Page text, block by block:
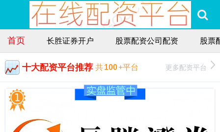
首页 长胜证券开户 股票配资公司配资 股票
十大配资平台推荐 共100+平台 更多配资平台